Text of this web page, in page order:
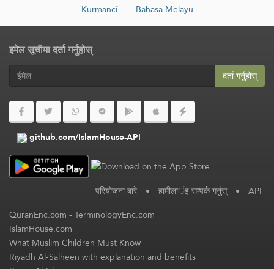
Kurmancî
Bahasa Melayu
इमेल सूचीमा दर्ता गर्नुहोस्
दर्ता गर्नुहोस्
github.com/IslamHouse-API
परियोजना बारे • हामीलार्इ सम्पर्क गर्नुस् • API
QuranEnc.com-TerminologyEnc.com
IslamHouse.com
What Muslim Children Must Know
Riyadh Al-Salheen with explanation and benefits